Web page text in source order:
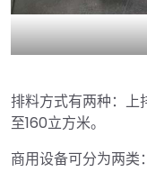
排料方式有两种：上
至160立方米。
商用设备可分为两